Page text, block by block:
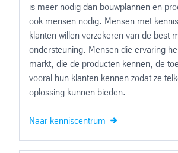
is meer nodig dan bouwplannen en
ook mensen nodig. Mensen met
klanten willen verzekeren van de best
ondersteuning. Mensen die ervaring
markt, die de producten kennen, de
vooral hun klanten kennen zodat ze
oplossing kunnen bieden.
Naar kenniscentrum